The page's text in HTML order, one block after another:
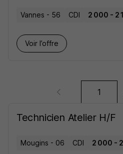
Vannes - 56 CDI 2 000 - 2
Voir l’offre
Technicien Atelier H/F
Mougins - 06 CDI 2 000 -